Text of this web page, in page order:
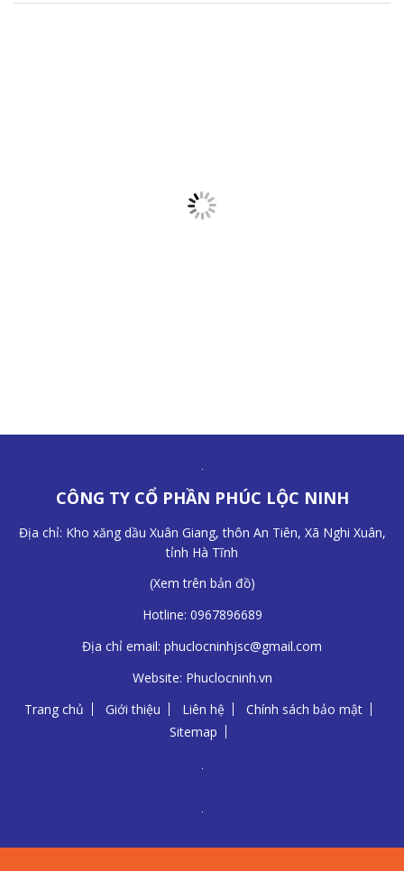
CÔNG TY CỔ PHẦN PHÚC LỘC NINH
Địa chỉ: Kho xăng dầu Xuân Giang, thôn An Tiên, Xã Nghi Xuân,
tỉnh Hà Tĩnh
(Xem trên bản đồ)
Hotline: 0967896689
Địa chỉ email: phuclocninhjsc@gmail.com
Website: Phuclocninh.vn
Trang chủ
Giới thiệu Liên hệ
Chính sách bảo mật
Sitemap